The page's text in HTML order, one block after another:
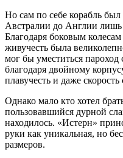
Но сам по себе корабль
Австралии до Англии лишь
Благодаря боковым
живучесть была
мог бы уместиться
благодаря двойному
плавучесть и даже
Однако мало кто хотел
пользовавшийся дурной
находилось. «Истерн»
руки как уникальная, но
размеров.